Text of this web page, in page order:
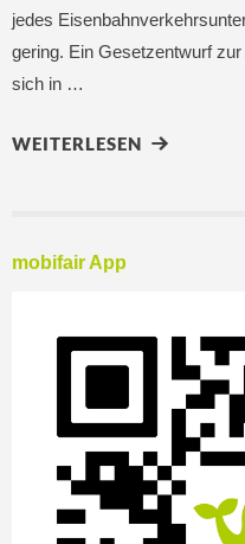
jedes
gering. Ein Gesetzentwurf
sich in …
WEITERLESEN
mobifair App